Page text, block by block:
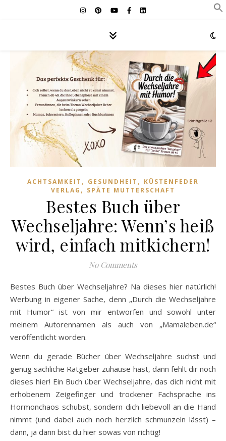
ACHTSAMKEIT , GESUNDHEIT , KÜSTENFEDER
VERLAG , SPÄTE MUTTERSCHAFT
Bestes Buch über
Wechseljahre: Wenn’s heiß
wird, einfach mitkichern!
No Comments
Bestes Buch über Wechseljahre? Na dieses hier natürlich!
Werbung in eigener Sache, denn „Durch die Wechseljahre
mit Humor“ ist von mir entworfen und sowohl unter
meinem Autorennamen als auch von „Mamaleben.de“
veröffentlicht worden.
Wenn du gerade Bücher über Wechseljahre suchst und
genug sachliche Ratgeber zuhause hast, dann fehlt dir noch
dieses hier! Ein Buch über Wechseljahre, das dich nicht mit
erhobenem Zeigefinger und trockener Fachsprache ins
Hormonchaos schubst, sondern dich liebevoll an die Hand
nimmt (und dabei auch noch herzlich schmunzeln lässt) –
dann, ja dann bist du hier sowas von richtig!